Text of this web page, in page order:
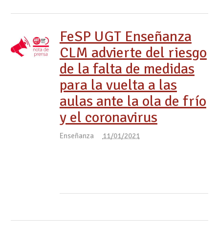
FeSP UGT Enseñanza
CLM advierte del riesgo
de la falta de medidas
para la vuelta a las
aulas ante la ola de frío
y el coronavirus
Enseñanza 11/01/2021